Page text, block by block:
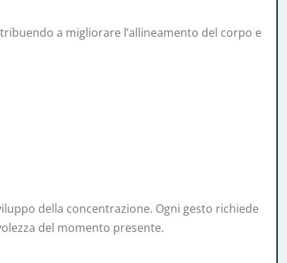
a migliorare l’allineamento del corpo e
della concentrazione. Ogni gesto richiede
del momento presente.